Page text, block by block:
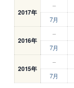
2017年
–
7月
2016年
–
7月
2015年
–
7月